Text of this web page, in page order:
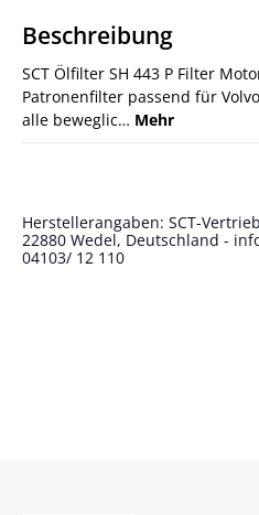
Beschreibung
SCT Ölfilter SH 443 P Filter
Patronenfilter passend für
alle beweglic… Mehr
Herstellerangaben: SCT-
22880 Wedel, Deutschland -
04103/ 12 110